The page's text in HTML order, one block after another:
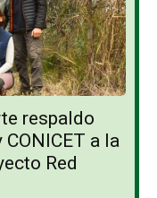
respaldo
a la
Red